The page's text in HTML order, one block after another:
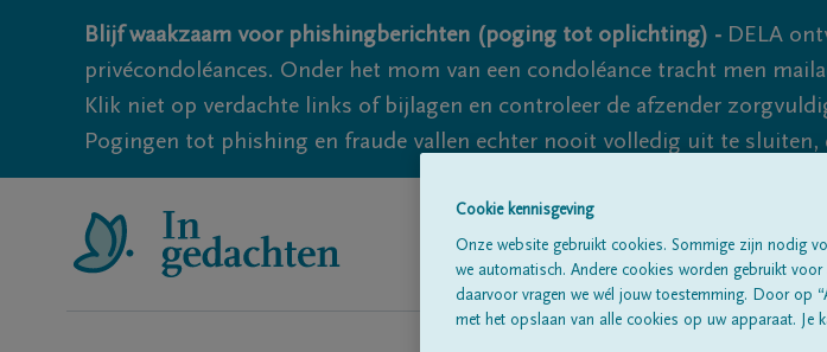
Blijf waakzaam voor phishingberichten (poging tot oplichting) - DELA
privécondoléances. Onder het mom van een condoléance tracht men
Klik niet op verdachte links of bijlagen en controleer de afzender
Pogingen tot phishing en fraude vallen echter nooit volledig uit te sluiten,
Cookie kennisgeving
Onze website gebruikt cookies. Sommige zijn nodig
we automatisch. Andere cookies worden gebruikt
daarvoor vragen we wél jouw toestemming. Door op
met het opslaan van alle cookies op uw apparaat. Je